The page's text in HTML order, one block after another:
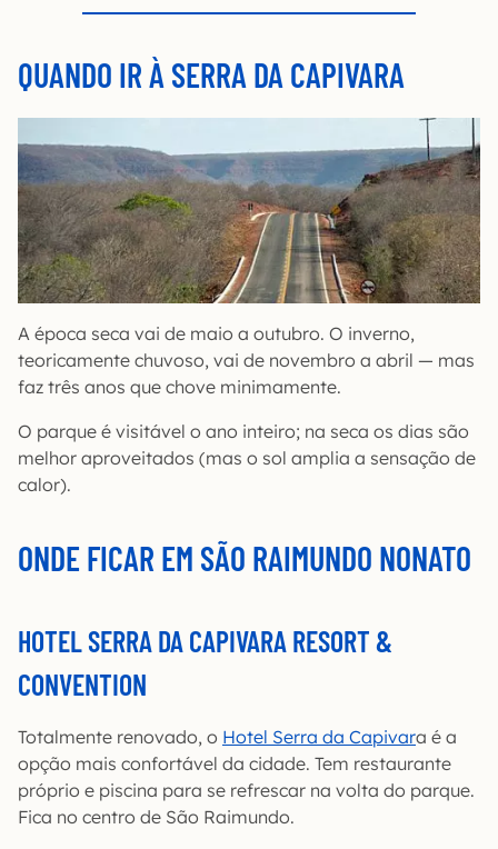
QUANDO IR À SERRA DA CAPIVARA
A época seca vai de maio a outubro. O inverno,
teoricamente chuvoso, vai de novembro a abril — mas
faz três anos que chove minimamente.
O parque é visitável o ano inteiro; na seca os dias são
melhor aproveitados (mas o sol amplia a sensação de
calor).
ONDE FICAR EM SÃO RAIMUNDO NONATO
HOTEL SERRA DA CAPIVARA RESORT &
CONVENTION
Totalmente renovado, o Hotel Serra da Capivara é a
opção mais confortável da cidade. Tem restaurante
próprio e piscina para se refrescar na volta do parque.
Fica no centro de São Raimundo.